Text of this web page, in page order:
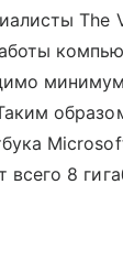
The
минимум
8